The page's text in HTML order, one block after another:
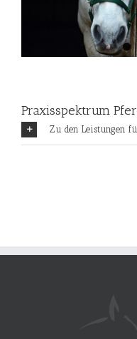
Praxisspektrum
Zu den Leistungen